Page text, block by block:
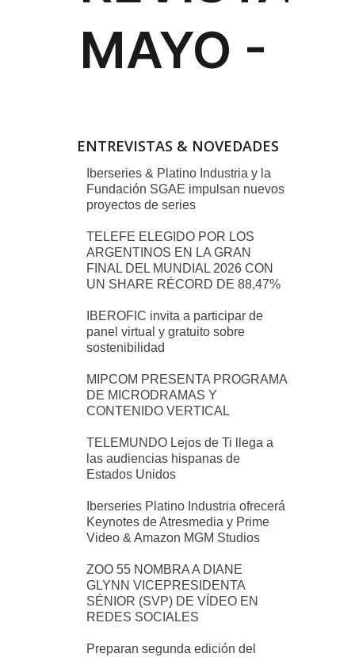
ENTREVISTAS & NOVEDADES
Iberseries & Platino Industria y la
Fundación SGAE impulsan nuevos
proyectos de series
TELEFE ELEGIDO POR LOS
ARGENTINOS EN LA GRAN
FINAL DEL MUNDIAL 2026 CON
UN SHARE RÉCORD DE 88,47%
IBEROFIC invita a participar de
panel virtual y gratuito sobre
sostenibilidad
MIPCOM PRESENTA PROGRAMA
DE MICRODRAMAS Y
CONTENIDO VERTICAL
TELEMUNDO Lejos de Ti llega a
las audiencias hispanas de
Estados Unidos
Iberseries Platino Industria ofrecerá
Keynotes de Atresmedia y Prime
Video & Amazon MGM Studios
ZOO 55 NOMBRA A DIANE
GLYNN VICEPRESIDENTA
SÉNIOR (SVP) DE VÍDEO EN
REDES SOCIALES
Preparan segunda edición del